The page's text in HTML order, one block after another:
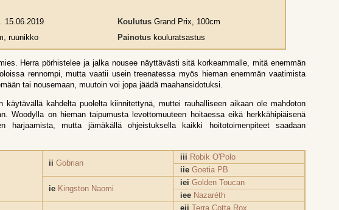
15.06.2019
ruunikko
KoulutusGrand Prix, 100cm
Painotuskouluratsastus
Herra pörhistelee ja jalka nousee näyttävästi sitä korkeammalle, mitä enemmän
rennompi, mutta vaatii usein treenatessa myös hieman enemmän vaatimista
tai nousemaan, muutoin voi jopa jäädä maahansidotuksi.
käytävällä kahdelta puolelta kiinnitettynä, muttei rauhalliseen aikaan ole mahdoton
Woodylla on hieman taipumusta levottomuuteen hoitaessa eikä herkkähipiäisenä
harjaamista, mutta jämäkällä ohjeistuksella kaikki hoitotoimenpiteet saadaan
ii Gobrian
iii Robik O'Polo
iie Goetia PB
ie Kingston Naomi
iei Golden Toucan
iee Nazaréth
eii Terra Cotta Rox